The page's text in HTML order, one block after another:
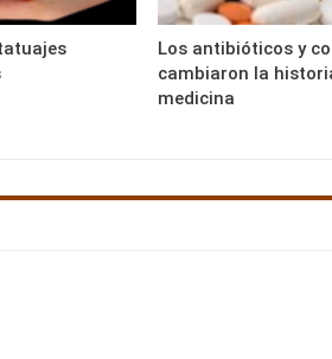
Los antibióticos y
cambiaron la
medicina